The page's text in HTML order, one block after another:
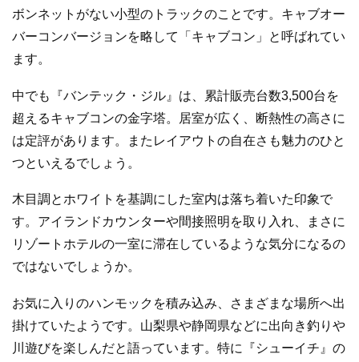
ボンネットがない小型のトラックのことです。キャブオー
バーコンバージョンを略して「キャブコン」と呼ばれてい
ます。
中でも『バンテック・ジル』は、累計販売台数3,500台を
超えるキャブコンの金字塔。居室が広く、断熱性の高さに
は定評があります。またレイアウトの自在さも魅力のひと
つといえるでしょう。
木目調とホワイトを基調にした室内は落ち着いた印象で
す。アイランドカウンターや間接照明を取り入れ、まさに
リゾートホテルの一室に滞在しているような気分になるの
ではないでしょうか。
お気に入りのハンモックを積み込み、さまざまな場所へ出
掛けていたようです。山梨県や静岡県などに出向き釣りや
川遊びを楽しんだと語っています。特に『シューイチ』の